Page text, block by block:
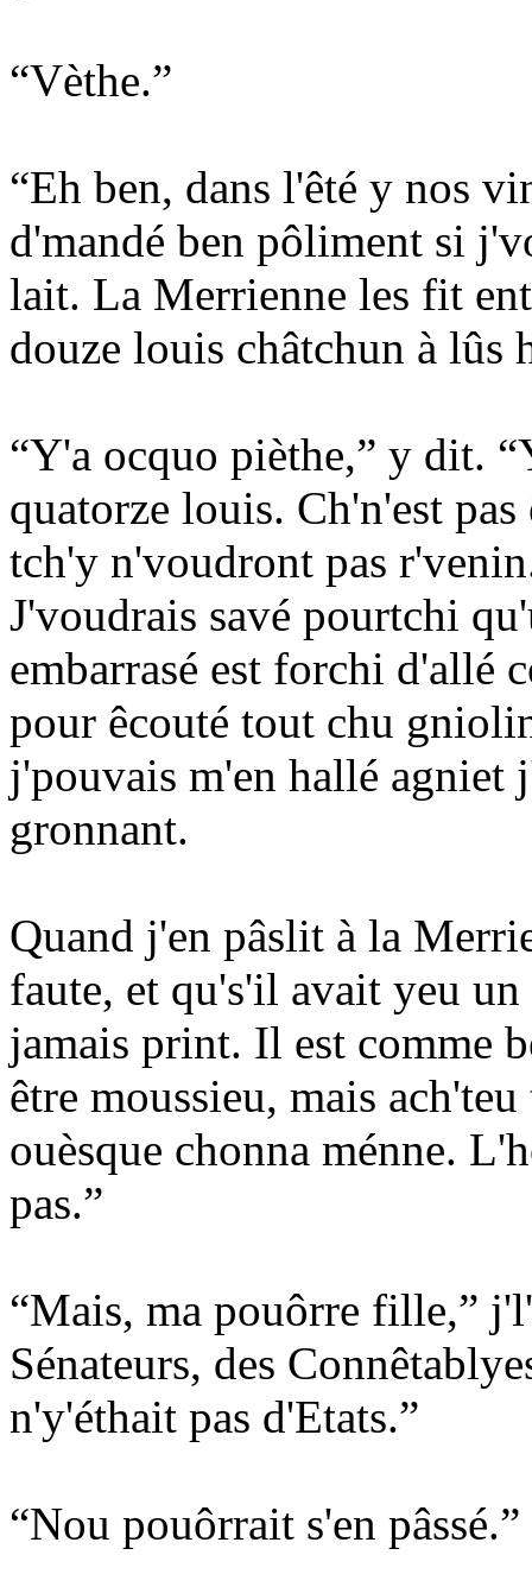
“Vèthe.”
“Eh ben, dans l'êté y nos
d'mandé ben pôliment si
lait. La Merrienne les fit
douze louis châtchun à lûs
“Y'a ocquo pièthe,” y dit.
quatorze louis. Ch'n'est
tch'y n'voudront pas
J'voudrais savé pourtchi
embarrasé est forchi d'allé
pour êcouté tout chu
j'pouvais m'en hallé agniet
gronnant.
Quand j'en pâslit à la
faute, et qu's'il avait yeu
jamais print. Il est comme
être moussieu, mais
ouèsque chonna ménne.
pas.”
“Mais, ma pouôrre fille,”
Sénateurs, des
n'y'éthait pas d'Etats.”
“Nou pouôrrait s'en